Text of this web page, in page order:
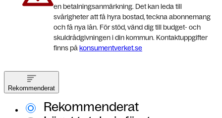
en betalningsanmärkning. Det kan leda till
svårigheter att få hyra bostad, teckna abonnemang
och få nya lån. För stöd, vänd dig till budget- och
skuldrådgivningen i din kommun. Kontaktuppgifter
finns på konsumentverket.se
Rekommenderat
Rekommenderat